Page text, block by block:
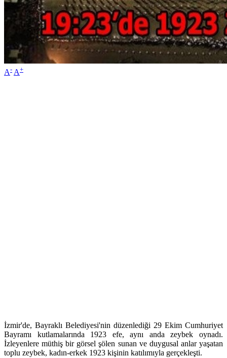
A- A+
İzmir'de, Bayraklı Belediyesi'nin düzenlediği 29 Ekim Cumhuriyet
Bayramı kutlamalarında 1923 efe, aynı anda zeybek oynadı.
İzleyenlere müthiş bir görsel şölen sunan ve duygusal anlar yaşatan
toplu zeybek, kadın-erkek 1923 kişinin katılımıyla gerçekleşti.